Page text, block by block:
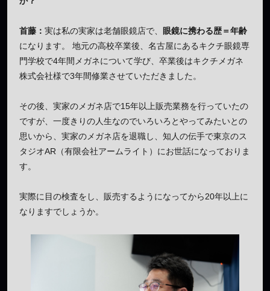
首藤： 実は私の実家は老舗眼鏡店で、 眼鏡に携わる歴＝年齢
になります。 地元の高校卒業後、名古屋にあるキクチ眼鏡専
門学校で4年間メガネについて学び、卒業後はキクチメガネ
株式会社様で3年間修業させていただきました。
その後、実家のメガネ店で15年以上販売業務を行っていたの
ですが、一度きりの人生なのでいろいろとやってみたいとの
思いから、実家のメガネ店を退職し、知人の伝手で東京のス
タジオAR（有限会社アームライト）にお世話になっておりま
す。
実際に目の検査をし、販売するようになってから20年以上に
なりますでしょうか。